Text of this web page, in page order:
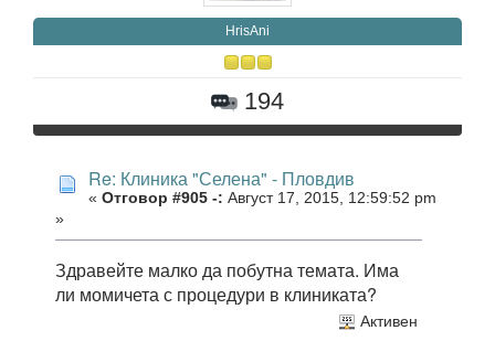
HrisAni
194
Re: Клиника "Селена" - Пловдив
« Отговор #905 -: Август 17, 2015, 12:59:52 pm
»
Здравейте малко да побутна темата. Има
ли момичета с процедури в клиниката?
Активен